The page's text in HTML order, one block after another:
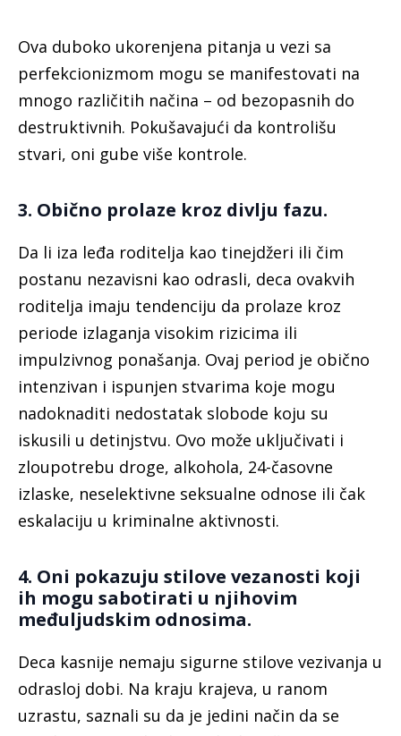
Ova duboko ukorenjena pitanja u vezi sa
perfekcionizmom mogu se manifestovati na
mnogo različitih načina – od bezopasnih do
destruktivnih. Pokušavajući da kontrolišu
stvari, oni gube više kontrole.
3. Obično prolaze kroz divlju fazu.
Da li iza leđa roditelja kao tinejdžeri ili čim
postanu nezavisni kao odrasli, deca ovakvih
roditelja imaju tendenciju da prolaze kroz
periode izlaganja visokim rizicima ili
impulzivnog ponašanja. Ovaj period je obično
intenzivan i ispunjen stvarima koje mogu
nadoknaditi nedostatak slobode koju su
iskusili u detinjstvu. Ovo može uključivati i
zloupotrebu droge, alkohola, 24-časovne
izlaske, neselektivne seksualne odnose ili čak
eskalaciju u kriminalne aktivnosti.
4. Oni pokazuju stilove vezanosti koji
ih mogu sabotirati u njihovim
međuljudskim odnosima.
Deca kasnije nemaju sigurne stilove vezivanja u
odrasloj dobi. Na kraju krajeva, u ranom
uzrastu, saznali su da je jedini način da se